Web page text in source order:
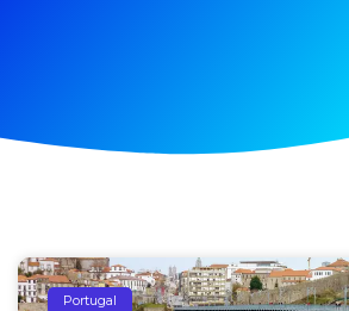
Portugal